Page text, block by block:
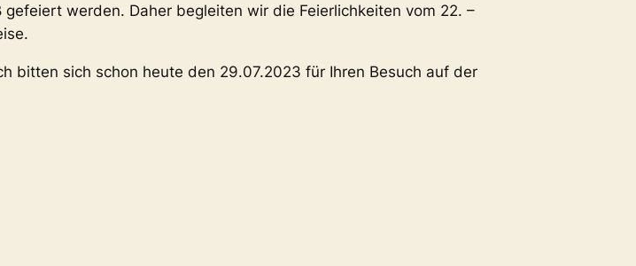
werden. Daher begleiten wir die Feierlichkeiten vom 22. –
bitten sich schon heute den 29.07.2023 für Ihren Besuch auf der